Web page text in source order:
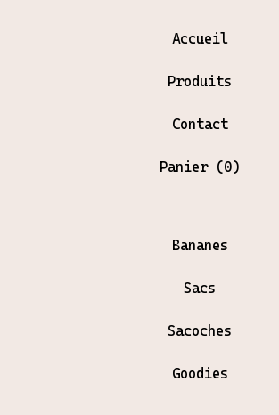
Accueil
Produits
Contact
Panier (0)
Bananes
Sacs
Sacoches
Goodies